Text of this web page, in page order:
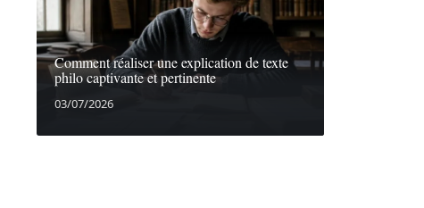
Comment réaliser une explication de texte
philo captivante et pertinente
03/07/2026